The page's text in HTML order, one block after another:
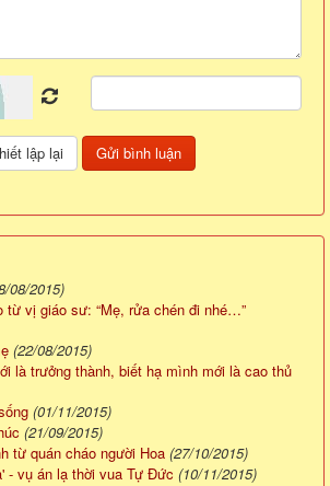
08/2015)
từ vị giáo sư: “Mẹ, rửa chén đi nhé…”
(22/08/2015)
là trưởng thành, biết hạ mình mới là cao thủ
(01/11/2015)
(21/09/2015)
từ quán cháo người Hoa (27/10/2015)
- vụ án lạ thời vua Tự Đức (10/11/2015)